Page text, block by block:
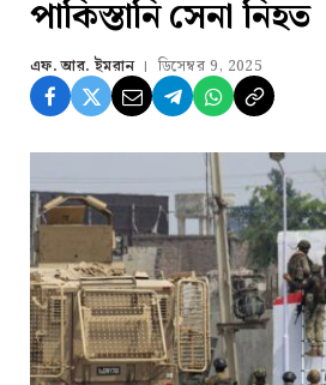
পাকিস্তানি সেনা নিহত
এফ. আর. ইমরান ডিসেম্বর 9, 2025